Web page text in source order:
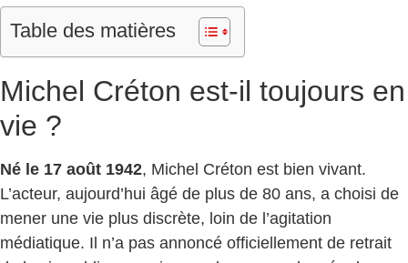
Table des matières
Michel Créton est-il toujours en
vie ?
Né le 17 août 1942, Michel Créton est bien vivant.
L’acteur, aujourd’hui âgé de plus de 80 ans, a choisi de
mener une vie plus discrète, loin de l’agitation
médiatique. Il n’a pas annoncé officiellement de retrait